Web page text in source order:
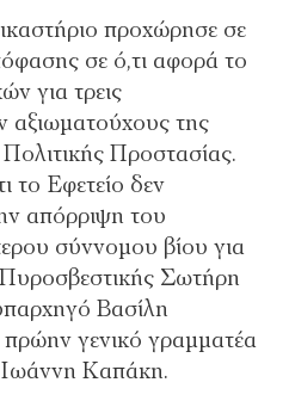
προχώρησε σε
σε ό,τι αφορά το
για τρεις
αξιωματούχους της
Προστασίας.
το Εφετείο δεν
απόρριψη του
σύννομου βίου για
Σωτήρη
Βασίλη
γενικό γραμματέα
Ιωάννη Καπάκη.